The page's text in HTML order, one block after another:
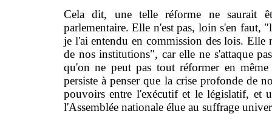
Cela dit, une telle réforme ne saurait
parlementaire. Elle n'est pas, loin s'en faut,
je l'ai entendu en commission des lois. Elle
de nos institutions", car elle ne s'attaque
qu'on ne peut pas tout réformer en
persiste à penser que la crise profonde de
pouvoirs entre l'exécutif et le législatif, et
l'Assemblée nationale élue au suffrage